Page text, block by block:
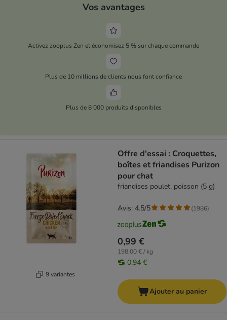
Vos avantages
Activez zooplus Zen et économisez 5 % sur chaque commande
Plus de 10 millions de clients nous font confiance
Plus de 8 000 produits disponibles
9 variantes
Offre d'essai : Croquettes,
boîtes et friandises Purizon
pour chat
friandises poulet, poisson (5 g)
0,99 €
198,00 € / kg
0,94 €
Avis: 4.5/5 (1986)
Ajouter au panier